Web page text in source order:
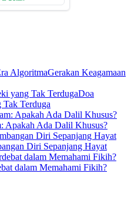
Gerakan Keagamaan
Doa
Tak Terduga
Apakah Ada Dalil Khusus?
Diri Sepanjang Hayat
dalam Memahami Fikih?